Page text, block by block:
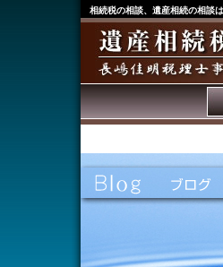
相続税の相談、遺産相続の相談